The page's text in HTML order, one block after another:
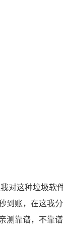
对这种垃圾软
到账，在这我
测靠谱，不靠